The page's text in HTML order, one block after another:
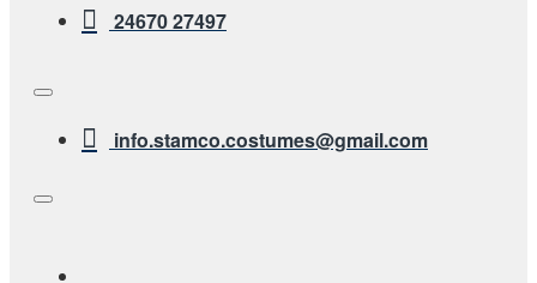
24670 27497
info.stamco.costumes@gmail.com